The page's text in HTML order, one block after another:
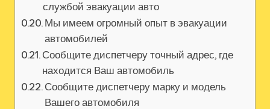
службой эвакуации авто
Мы имеем огромный опыт в эвакуации
автомобилей
Сообщите диспетчеру точный адрес, где
находится Ваш автомобиль
Сообщите диспетчеру марку и модель
Вашего автомобиля